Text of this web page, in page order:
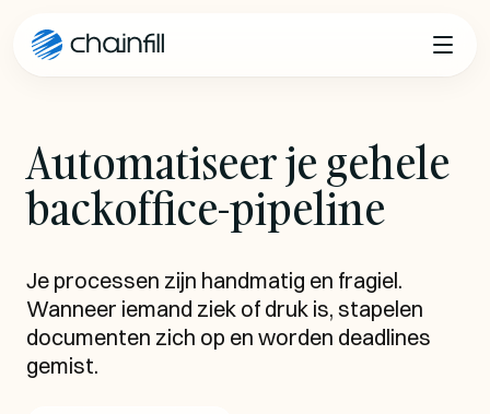
Automatiseer je gehele
backoffice-pipeline
Je processen zijn handmatig en fragiel.
Wanneer iemand ziek of druk is, stapelen
documenten zich op en worden deadlines
gemist.